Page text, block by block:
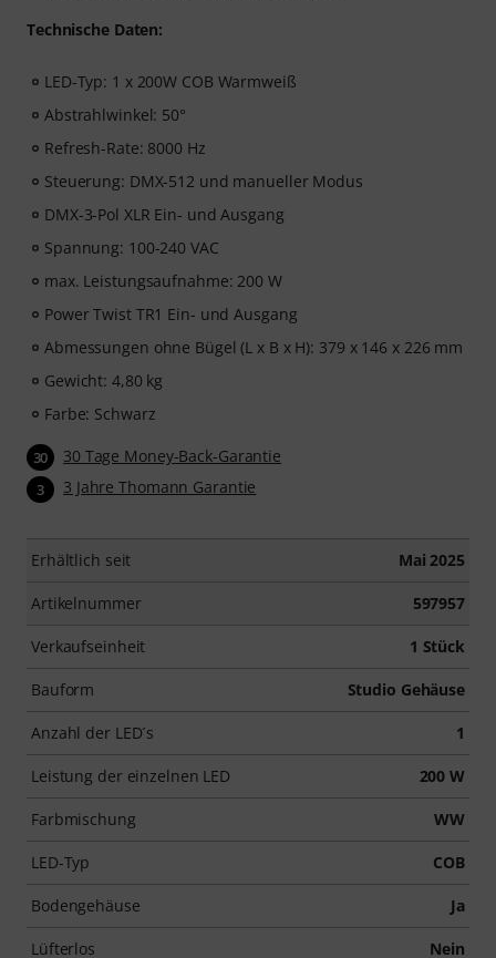
Technische Daten:
LED-Typ: 1 x 200W COB Warmweiß
Abstrahlwinkel: 50°
Refresh-Rate: 8000 Hz
Steuerung: DMX-512 und manueller Modus
DMX-3-Pol XLR Ein- und Ausgang
Spannung: 100-240 VAC
max. Leistungsaufnahme: 200 W
Power Twist TR1 Ein- und Ausgang
Abmessungen ohne Bügel (L x B x H): 379 x 146 x 226 mm
Gewicht: 4,80 kg
Farbe: Schwarz
30 30 Tage Money-Back-Garantie
3 3 Jahre Thomann Garantie
Erhältlich seit Mai 2025
Artikelnummer 597957
Verkaufseinheit 1 Stück
Bauform Studio Gehäuse
Anzahl der LED´s 1
Leistung der einzelnen LED 200 W
Farbmischung WW
LED-Typ COB
Bodengehäuse Ja
Lüfterlos Nein